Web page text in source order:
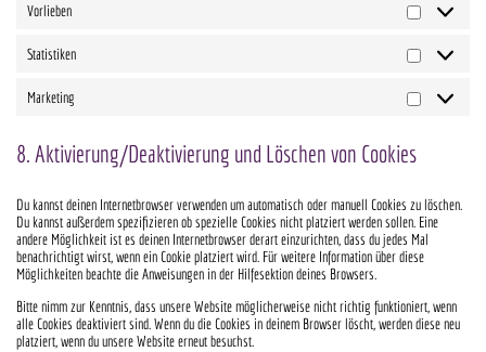
Vorlieben
VORLIEBEN
Statistiken
STATISTIKEN
Marketing
MARKETING
8. Aktivierung/Deaktivierung und Löschen von Cookies
Du kannst deinen Internetbrowser verwenden um automatisch oder manuell Cookies zu löschen.
Du kannst außerdem spezifizieren ob spezielle Cookies nicht platziert werden sollen. Eine
andere Möglichkeit ist es deinen Internetbrowser derart einzurichten, dass du jedes Mal
benachrichtigt wirst, wenn ein Cookie platziert wird. Für weitere Information über diese
Möglichkeiten beachte die Anweisungen in der Hilfesektion deines Browsers.
Bitte nimm zur Kenntnis, dass unsere Website möglicherweise nicht richtig funktioniert, wenn
alle Cookies deaktiviert sind. Wenn du die Cookies in deinem Browser löscht, werden diese neu
platziert, wenn du unsere Website erneut besuchst.